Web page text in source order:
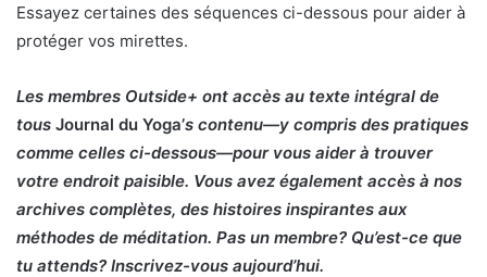
Essayez certaines des séquences ci-dessous pour aider à
protéger vos mirettes.
Les membres Outside+ ont accès au texte intégral de
tous Journal du Yoga’s contenu—y compris des pratiques
comme celles ci-dessous—pour vous aider à trouver
votre endroit paisible. Vous avez également accès à nos
archives complètes, des histoires inspirantes aux
méthodes de méditation. Pas un membre? Qu’est-ce que
tu attends? Inscrivez-vous aujourd’hui.